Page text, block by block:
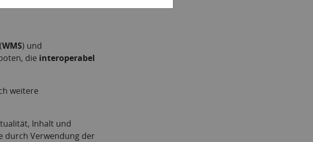
WMS) und
die interoperabel
weitere
Inhalt und
durch Verwendung der